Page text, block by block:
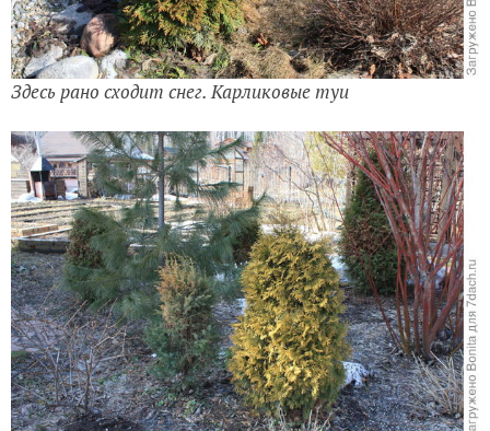
Здесь рано сходит снег. Карликовые туи